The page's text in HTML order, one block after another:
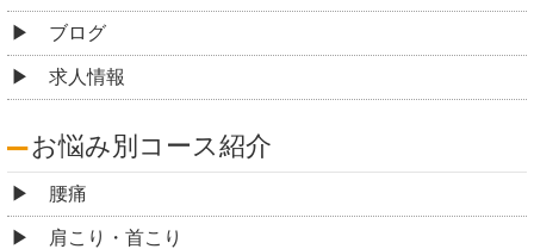
ブログ
求人情報
お悩み別コース紹介
腰痛
肩こり・首こり